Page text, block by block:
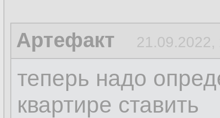
Артефакт 21.09.2022,
теперь надо
квартире ставить